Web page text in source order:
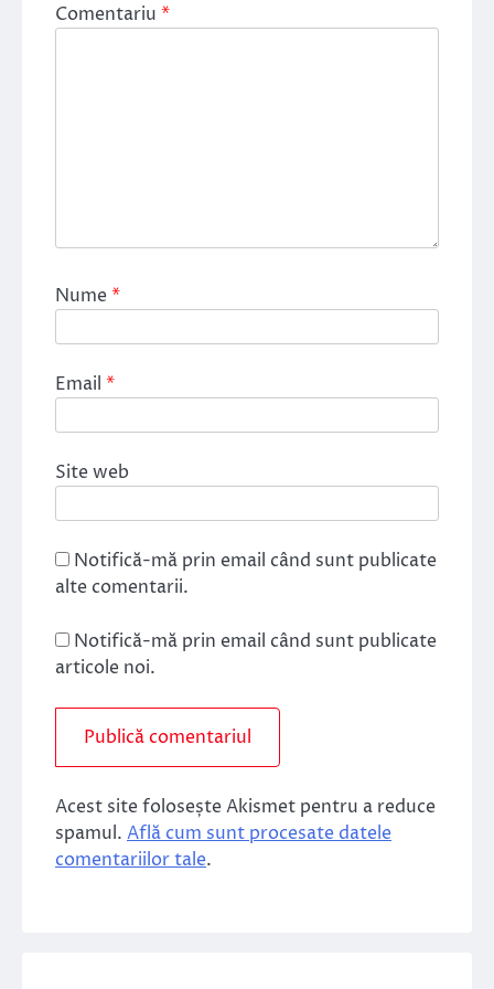
Comentariu *
Nume*
Email *
Site web
Notifică-mă prin email când sunt publicate
alte comentarii.
Notifică-mă prin email când sunt publicate
articole noi.
Acest site folosește Akismet pentru a reduce
spamul. Află cum sunt procesate datele
comentariilor tale.